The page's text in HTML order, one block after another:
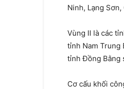
Ninh, Lạng
Vùng II là các
tỉnh Nam Trung
tỉnh Đồng Bằng
Cơ cấu khối